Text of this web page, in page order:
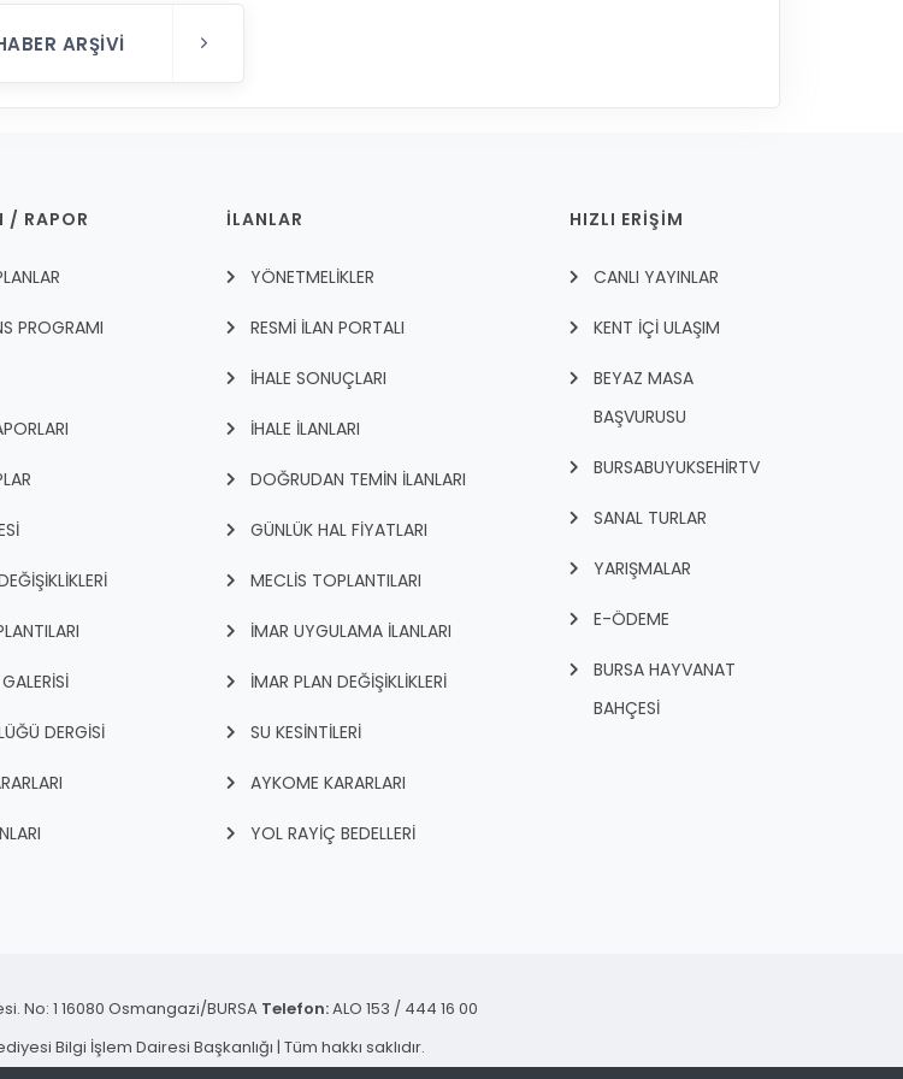
ARŞIVI
/ RAPOR
PROGRAMI
DERGİSİ
İLANLAR
YÖNETMELİKLER
RESMİ İLAN PORTALI
İHALE SONUÇLARI
İHALE İLANLARI
DOĞRUDAN TEMİN İLANLARI
GÜNLÜK HAL FİYATLARI
MECLİS TOPLANTILARI
İMAR UYGULAMA İLANLARI
İMAR PLAN DEĞİŞİKLİKLERİ
SU KESİNTİLERİ
AYKOME KARARLARI
YOL RAYİÇ BEDELLERİ
HIZLI ERİŞİM
CANLI YAYINLAR
KENT İÇI ULAŞIM
BEYAZ MASA
BAŞVURUSU
BURSABUYUKSEHIRTV
SANAL TURLAR
YARIŞMALAR
E-ÖDEME
BURSA HAYVANAT
BAHÇESİ
No: 1 16080 Osmangazi/BURSA Telefon:ALO 153 / 444 16 00
Bilgi İşlem Dairesi Başkanlığı | Tüm hakkı saklıdır.